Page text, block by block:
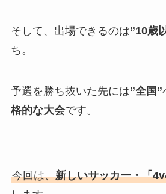
そして、出場できるのは”10歳
ち。
予選を勝ち抜いた先には”全国”
格的な大会です。
今回は、新しいサッカー・「